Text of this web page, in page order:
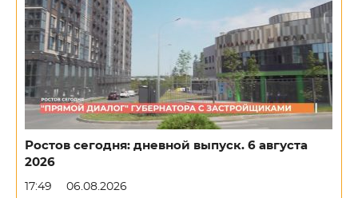
Ростов сегодня: дневной выпуск. 6 августа
2026
17:49 06.08.2026